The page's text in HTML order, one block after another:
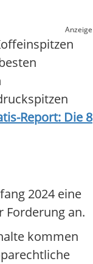
Anzeige
Report: Die 8
2024 eine
Forderung an.
kommen